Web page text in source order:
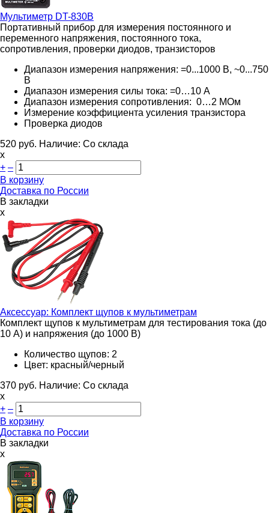
Мультиметр DT-830B
Портативный прибор для измерения постоянного и
переменного напряжения, постоянного тока,
сопротивления, проверки диодов, транзисторов
Диапазон измерения напряжения: =0...1000 В, ~0...750
В
Диапазон измерения силы тока: =0…10 А
Диапазон измерения сопротивления: 0…2 МОм
Измерение коэффициента усиления транзистора
Проверка диодов
520 руб. Наличие: Со склада
х
+ –
В корзину
Доставка по России
В закладки
x
Аксессуар: Комплект щупов к мультиметрам
Комплект щупов к мультиметрам для тестирования тока (до
10 А) и напряжения (до 1000 В)
Количество щупов: 2
Цвет: красный/черный
370 руб. Наличие: Со склада
х
+ –
В корзину
Доставка по России
В закладки
x